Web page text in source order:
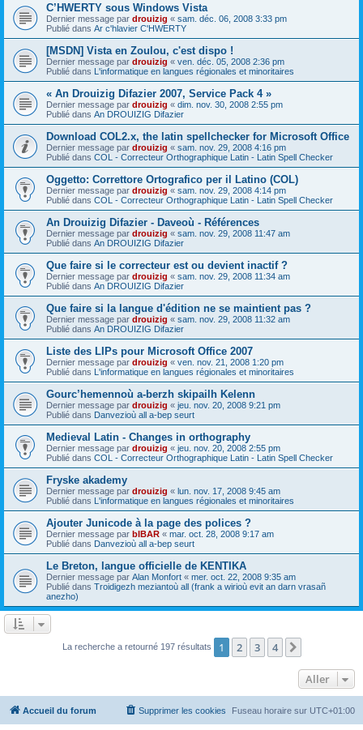
C’HWERTY sous Windows Vista
Dernier message par drouizig « sam. déc. 06, 2008 3:33 pm
Publié dans Ar c'hlavier C'HWERTY
[MSDN] Vista en Zoulou, c'est dispo !
Dernier message par drouizig « ven. déc. 05, 2008 2:36 pm
Publié dans L'informatique en langues régionales et minoritaires
« An Drouizig Difazier 2007, Service Pack 4 »
Dernier message par drouizig « dim. nov. 30, 2008 2:55 pm
Publié dans An DROUIZIG Difazier
Download COL2.x, the latin spellchecker for Microsoft Office
Dernier message par drouizig « sam. nov. 29, 2008 4:16 pm
Publié dans COL - Correcteur Orthographique Latin - Latin Spell Checker
Oggetto: Correttore Ortografico per il Latino (COL)
Dernier message par drouizig « sam. nov. 29, 2008 4:14 pm
Publié dans COL - Correcteur Orthographique Latin - Latin Spell Checker
An Drouizig Difazier - Daveoù - Références
Dernier message par drouizig « sam. nov. 29, 2008 11:47 am
Publié dans An DROUIZIG Difazier
Que faire si le correcteur est ou devient inactif ?
Dernier message par drouizig « sam. nov. 29, 2008 11:34 am
Publié dans An DROUIZIG Difazier
Que faire si la langue d'édition ne se maintient pas ?
Dernier message par drouizig « sam. nov. 29, 2008 11:32 am
Publié dans An DROUIZIG Difazier
Liste des LIPs pour Microsoft Office 2007
Dernier message par drouizig « ven. nov. 21, 2008 1:20 pm
Publié dans L'informatique en langues régionales et minoritaires
Gourc’hemennoù a-berzh skipailh Kelenn
Dernier message par drouizig « jeu. nov. 20, 2008 9:21 pm
Publié dans Danvezioù all a-bep seurt
Medieval Latin - Changes in orthography
Dernier message par drouizig « jeu. nov. 20, 2008 2:55 pm
Publié dans COL - Correcteur Orthographique Latin - Latin Spell Checker
Fryske akademy
Dernier message par drouizig « lun. nov. 17, 2008 9:45 am
Publié dans L'informatique en langues régionales et minoritaires
Ajouter Junicode à la page des polices ?
Dernier message par bIBAR « mar. oct. 28, 2008 9:17 am
Publié dans Danvezioù all a-bep seurt
Le Breton, langue officielle de KENTIKA
Dernier message par Alan Monfort « mer. oct. 22, 2008 9:35 am
Publié dans Troidigezh meziantoù all (frank a wirioù evit an darn vrasañ
anezho)
La recherche a retourné 197 résultats 1 2 3 4
Aller
Accueil du forum Fuseau horaire sur UTC+01:00
Supprimer les cookies